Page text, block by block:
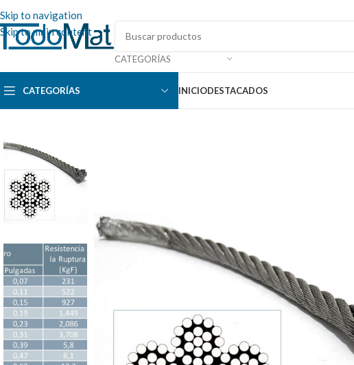
Skip to navigation
Skip to main content
CATEGORÍAS
CATEGORÍAS INICIODESTACADOS